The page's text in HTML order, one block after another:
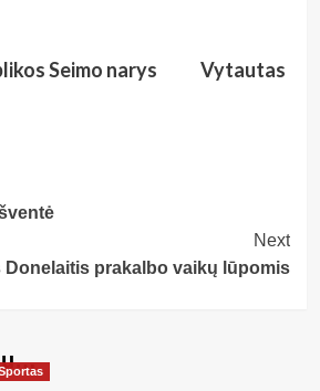
Seimo narys Vytautas
Next
Donelaitis prakalbo vaikų lūpomis